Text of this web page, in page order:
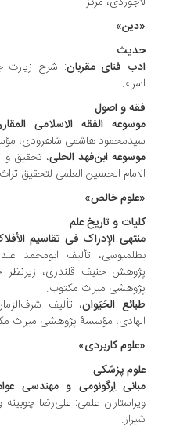
فنای مقربان : شرح زیارت جامعه
و اصول
الفقه الاسلامی المقارن،
هاشمی شاهرودی، مؤسسۀ
ابن‌فهد الحلی، تحقیق و تألیف
الحسین العلمی لتحقیق تراث اهل
خالص»
و تاریخ علم
الإدراک فی تقاسیم الأفلاک:
تألیف ابومحمد
حنیف قلندری، زیرنظر
میراث مکتوب.
الحَیَوان، تألیف شرف‌الزمان
مؤسسۀ پژوهشی میراث مکتوب.
کاربردی»
پزشکی
اِرگونومی و مهندسی عوامل
علمی: علی‌رضا چوبینه و